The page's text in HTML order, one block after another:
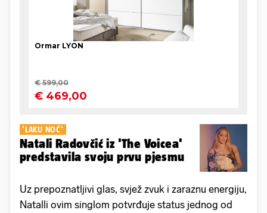
'LAKU NOĆ'
Natali Radovčić iz 'The Voicea'
predstavila svoju prvu pjesmu
Uz prepoznatljivi glas, svjež zvuk i zaraznu energiju,
Natalli ovim singlom potvrđuje status jednog od